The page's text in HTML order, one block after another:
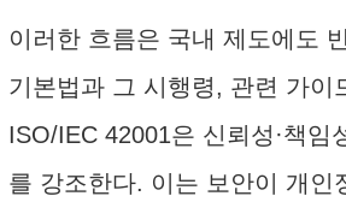
이러한 흐름은 국내 제도에도
기본법과 그 시행령, 관련 가이
ISO/IEC 42001은 신뢰성·책임
를 강조한다. 이는 보안이 개인